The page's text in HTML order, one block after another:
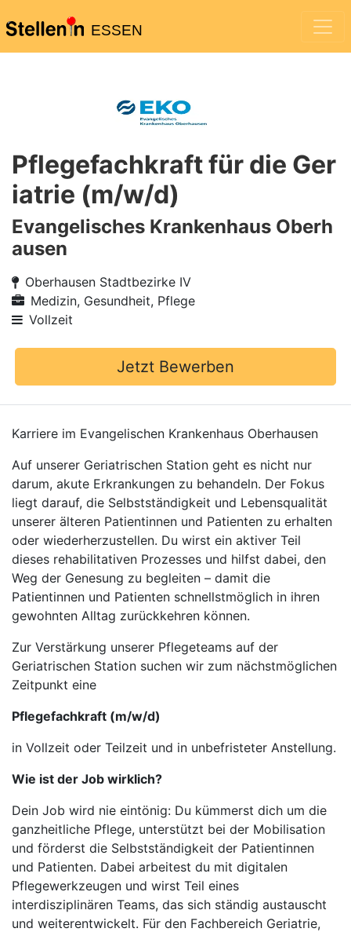
ESSEN
Pflegefachkraft für die Ger
iatrie (m/w/d)
Evangelisches Krankenhaus Oberh
ausen
Oberhausen Stadtbezirke IV
Medizin, Gesundheit, Pflege
Vollzeit
Jetzt Bewerben
Karriere im Evangelischen Krankenhaus Oberhausen
Auf unserer Geriatrischen Station geht es nicht nur
darum, akute Erkrankungen zu behandeln. Der Fokus
liegt darauf, die Selbstständigkeit und Lebensqualität
unserer älteren Patientinnen und Patienten zu erhalten
oder wiederherzustellen. Du wirst ein aktiver Teil
dieses rehabilitativen Prozesses und hilfst dabei, den
Weg der Genesung zu begleiten – damit die
Patientinnen und Patienten schnellstmöglich in ihren
gewohnten Alltag zurückkehren können.
Zur Verstärkung unserer Pflegeteams auf der
Geriatrischen Station suchen wir zum nächstmöglichen
Zeitpunkt eine
Pflegefachkraft (m/w/d)
in Vollzeit oder Teilzeit und in unbefristeter Anstellung.
Wie ist der Job wirklich?
Dein Job wird nie eintönig: Du kümmerst dich um die
ganzheitliche Pflege, unterstützt bei der Mobilisation
und förderst die Selbstständigkeit der Patientinnen
und Patienten. Dabei arbeitest du mit digitalen
Pflegewerkzeugen und wirst Teil eines
interdisziplinären Teams, das sich ständig austauscht
und weiterentwickelt. Für den Fachbereich Geriatrie,